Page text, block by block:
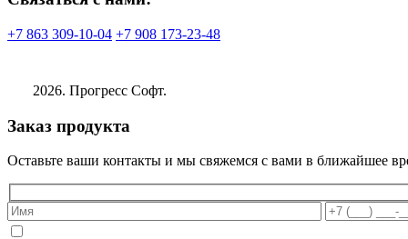
+7 863 309-10-04 +7 908 173-23-48
2026. Прогресс Софт.
Заказ продукта
Оставьте ваши контакты и мы свяжемся с вами в ближайшее